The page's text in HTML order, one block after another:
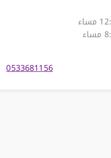
0533681156